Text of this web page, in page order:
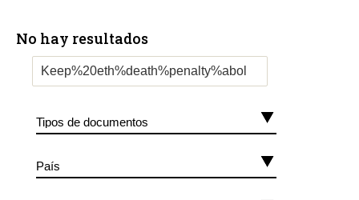
No hay resultados